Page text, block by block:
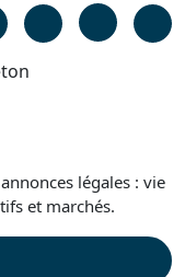
Facebook
légales : vie
et marchés.